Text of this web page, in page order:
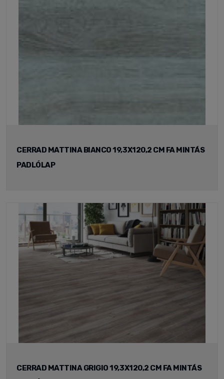
CERRAD MATTINA BIANCO 19,3X120,2 CM FA MINTÁS
PADLÓLAP
CERRAD MATTINA GRIGIO 19,3X120,2 CM FA MINTÁS